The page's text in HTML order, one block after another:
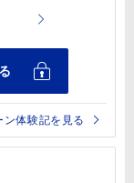
体験記を見る